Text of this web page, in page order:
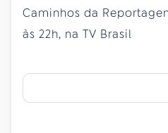
Caminhos da
às 22h, na TV Brasil